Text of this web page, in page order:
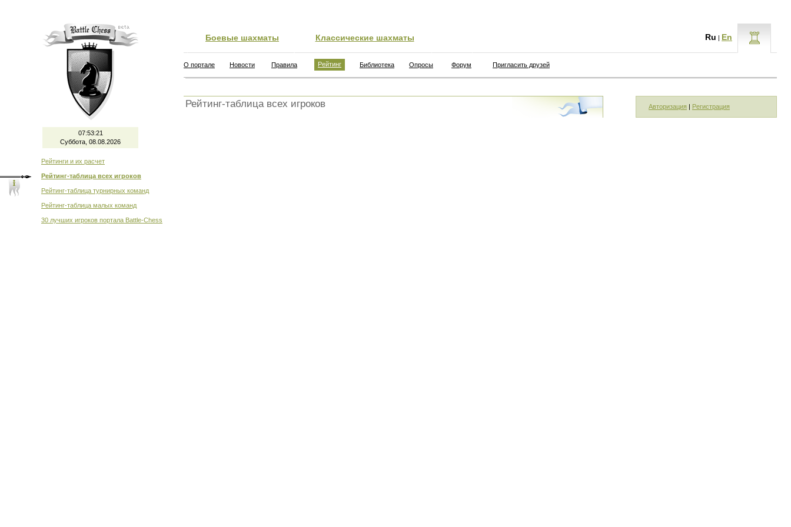
07:53:21
Суббота, 08.08.2026
Рейтинги и их расчет
Рейтинг-таблица всех игроков
Рейтинг-таблица турнирных команд
Рейтинг-таблица малых команд
30 лучших игроков портала Battle-Chess
Боевые шахматы Классические шахматы Ru | En
О портале Новости Правила Рейтинг Библиотека Опросы Форум Пригласить друзей
Рейтинг-таблица всех игроков Авторизация | Регистрация